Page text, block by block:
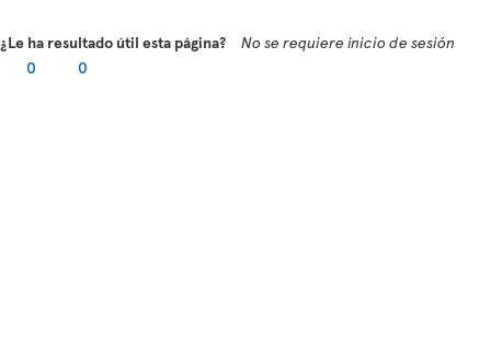
¿Le ha resultado útil esta página?
No se requiere inicio de sesión
0
0